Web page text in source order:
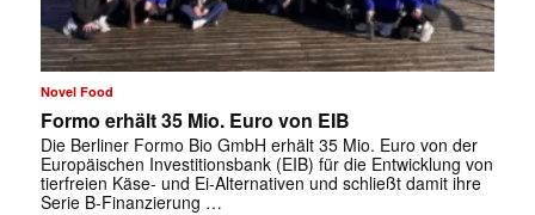
Novel Food
Formo erhält 35 Mio. Euro von EIB
Die Berliner Formo Bio GmbH erhält 35 Mio. Euro von der
Europäischen Investitionsbank (EIB) für die Entwicklung von
tierfreien Käse- und Ei-Alternativen und schließt damit ihre
Serie B-Finanzierung …